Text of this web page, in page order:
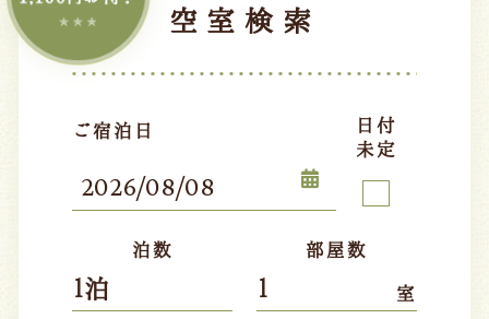
空室検索
ご宿泊日
日付
未定
泊数 部屋数
室